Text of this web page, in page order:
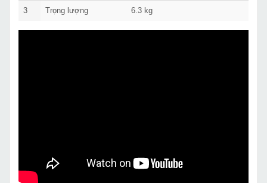
3 Trọng lượng 6.3 kg